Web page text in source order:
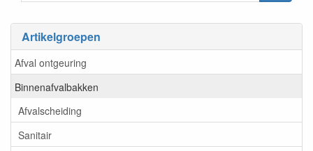
Artikelgroepen
Afval ontgeuring
Binnenafvalbakken
Afvalscheiding
Sanitair